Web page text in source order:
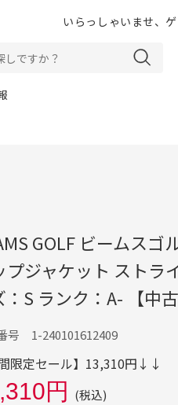
いらっしゃいませ、
GOLF ビームスゴ
プジャケット ストラ
：S ランク：A- 【中
号 1-240101612409
間限定セール】13,310円↓↓
円 (税込)